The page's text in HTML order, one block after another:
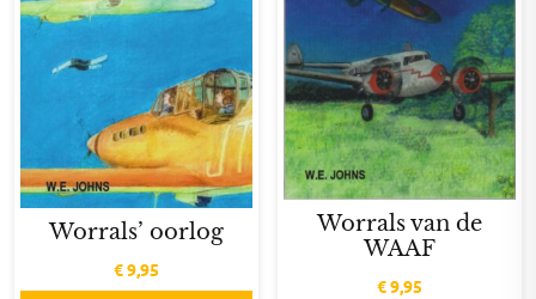
Worrals’ oorlog
€9,95
Worrals van de
WAAF
€9,95